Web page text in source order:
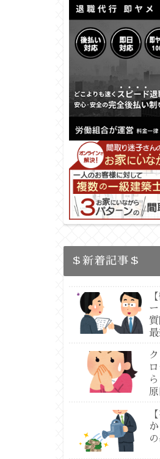
＄新着記事＄
最